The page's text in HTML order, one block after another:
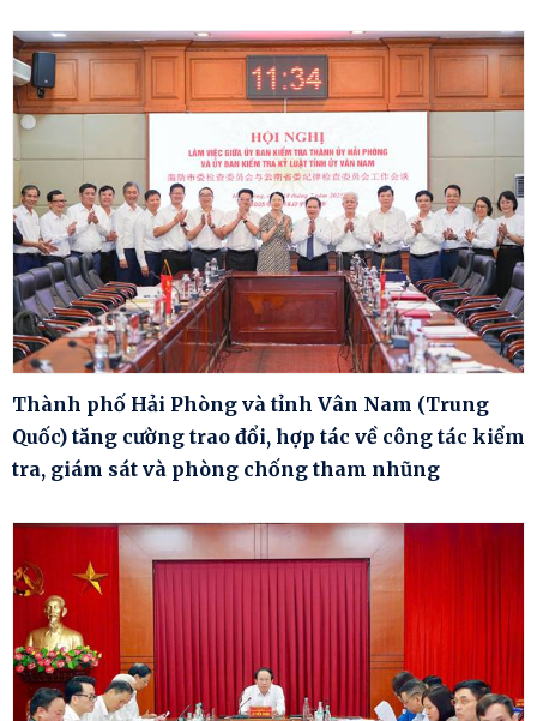
Thành phố Hải Phòng và tỉnh Vân Nam (Trung
Quốc) tăng cường trao đổi, hợp tác về công tác kiểm
tra, giám sát và phòng chống tham nhũng